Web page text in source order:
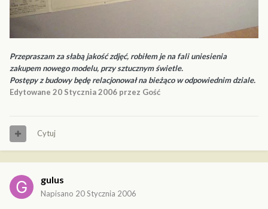
Przepraszam za słabą jakość zdjęć, robiłem je na fali uniesienia
zakupem nowego modelu, przy sztucznym świetle.
Postępy z budowy będę relacjonował na bieżąco w odpowiednim dziale.
Edytowane 20 Stycznia 2006 przez Gość
Cytuj
gulus
Napisano 20 Stycznia 2006